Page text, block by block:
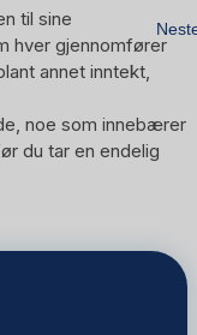
til sine
hver gjennomfører
annet inntekt,
noe som innebærer
du tar en endelig